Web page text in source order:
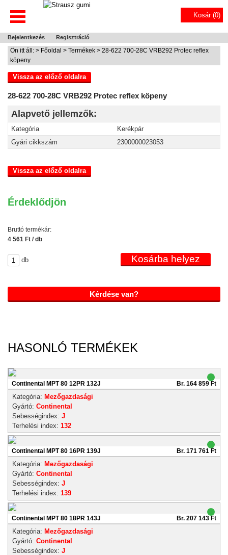
Kosár (0)
Bejelentkezés Regisztráció
Ön itt áll: > Főoldal > Termékek > 28-622 700-28C VRB292 Protec reflex
köpeny
Vissza az előző oldalra
28-622 700-28C VRB292 Protec reflex köpeny
Alapvető jellemzők:
Kategória
Kerékpár
Gyári cikkszám
2300000023053
Vissza az előző oldalra
Érdeklődjön
Bruttó termékár:
4 561 Ft / db
db
Kérdése van?
HASONLÓ TERMÉKEK
Continental MPT 80 12PR 132J Br. 164 859 Ft
Kategória: Mezőgazdasági
Gyártó: Continental
Sebességindex: J
Terhelési index: 132
Continental MPT 80 16PR 139J Br. 171 761 Ft
Kategória: Mezőgazdasági
Gyártó: Continental
Sebességindex: J
Terhelési index: 139
Continental MPT 80 18PR 143J Br. 207 143 Ft
Kategória: Mezőgazdasági
Gyártó: Continental
Sebességindex: J